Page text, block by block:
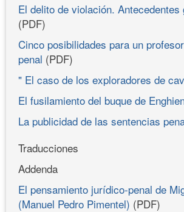
El delito de violación. Antecedentes
(PDF)
Cinco posibilidades para un
penal (PDF)
" El caso de los exploradores de
El fusilamiento del buque de
La publicidad de las sentencias
Traducciones
Addenda
El pensamiento jurídico-penal de
(Manuel Pedro Pimentel) (PDF)